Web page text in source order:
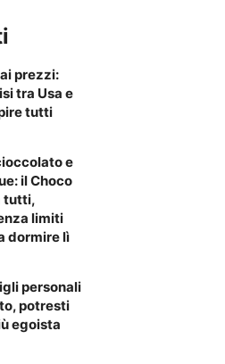
prezzi:
tra Usa e
tutti
e
il Choco
tutti,
limiti
dormire lì
personali
potresti
egoista